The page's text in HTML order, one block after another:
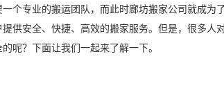
个专业的搬运团队，而此时廊坊搬家公司就成为
供安全、快捷、高效的搬家服务。但是，很多
呢？下面让我们一起来了解一下。